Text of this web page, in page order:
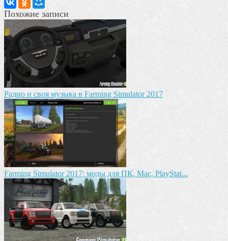
Похожие записи
Радио и своя музыка в Farming Simulator 2017
Farming Simulator 2017: моды для ПК, Mac, PlayStat...